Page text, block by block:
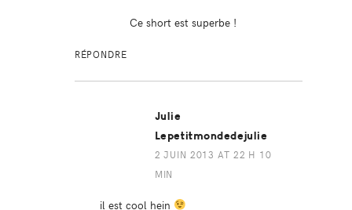
Ce short est superbe !
RÉPONDRE
Julie
Lepetitmondedejulie
2 JUIN 2013 AT 22 H 10
MIN
il est cool hein